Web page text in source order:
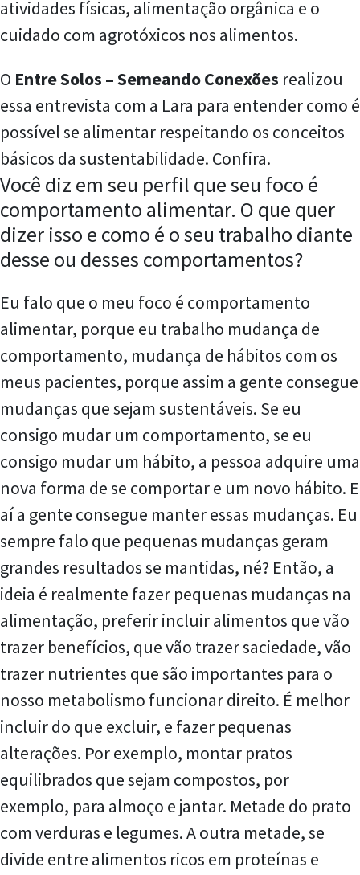
atividades físicas, alimentação orgânica e o
cuidado com agrotóxicos nos alimentos.
O Entre Solos – Semeando Conexões realizou
essa entrevista com a Lara para entender como é
possível se alimentar respeitando os conceitos
básicos da sustentabilidade. Confira.
Você diz em seu perfil que seu foco é
comportamento alimentar. O que quer
dizer isso e como é o seu trabalho diante
desse ou desses comportamentos?
Eu falo que o meu foco é comportamento
alimentar, porque eu trabalho mudança de
comportamento, mudança de hábitos com os
meus pacientes, porque assim a gente consegue
mudanças que sejam sustentáveis. Se eu
consigo mudar um comportamento, se eu
consigo mudar um hábito, a pessoa adquire uma
nova forma de se comportar e um novo hábito. E
aí a gente consegue manter essas mudanças. Eu
sempre falo que pequenas mudanças geram
grandes resultados se mantidas, né? Então, a
ideia é realmente fazer pequenas mudanças na
alimentação, preferir incluir alimentos que vão
trazer benefícios, que vão trazer saciedade, vão
trazer nutrientes que são importantes para o
nosso metabolismo funcionar direito. É melhor
incluir do que excluir, e fazer pequenas
alterações. Por exemplo, montar pratos
equilibrados que sejam compostos, por
exemplo, para almoço e jantar. Metade do prato
com verduras e legumes. A outra metade, se
divide entre alimentos ricos em proteínas e